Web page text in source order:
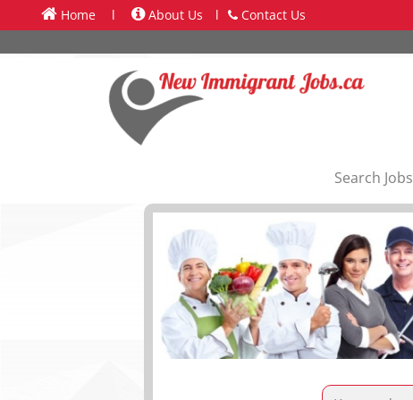
Home l About Us l Contact Us
Search Jobs